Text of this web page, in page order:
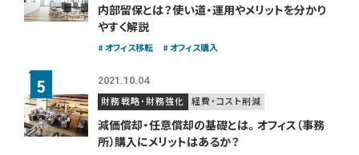
内部留保とは？使い道・運用やメリットを分かり
やすく解説
オフィス移転 オフィス購入
2021.10.04
財務戦略・財務強化 経費・コスト削減
減価償却・任意償却の基礎とは。 オフィス（事務
所）購入にメリットはあるか？